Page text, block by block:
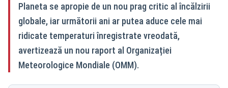
Planeta se apropie de un nou prag critic al încălzirii
globale, iar următorii ani ar putea aduce cele mai
ridicate temperaturi înregistrate vreodată,
avertizează un nou raport al Organizației
Meteorologice Mondiale (OMM).